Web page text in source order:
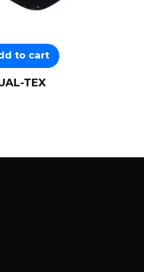
to cart
TEX